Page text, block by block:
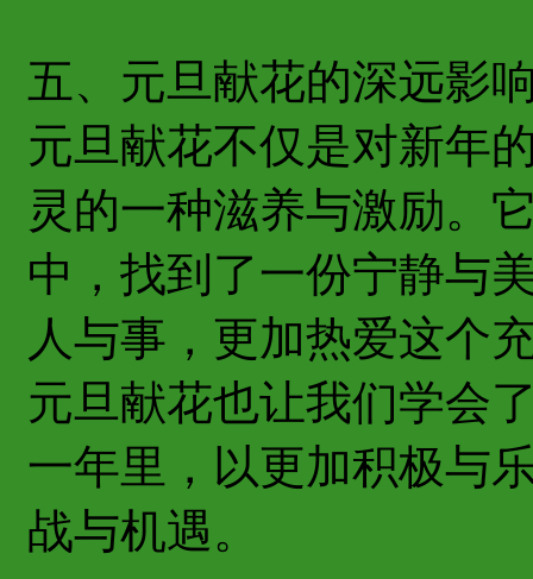
五、元旦献花的深远影
元旦献花不仅是对新年
灵的一种滋养与激励。
中，找到了一份宁静与
人与事，更加热爱这个
元旦献花也让我们学会
一年里，以更加积极与
战与机遇。